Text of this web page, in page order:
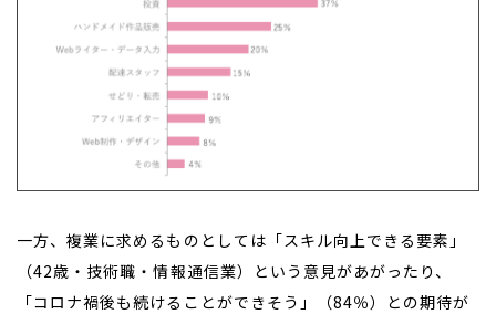
一方、複業に求めるものとしては「スキル向上できる要素」
（42歳・技術職・情報通信業）という意見があがったり、
「コロナ禍後も続けることができそう」（84％）との期待が